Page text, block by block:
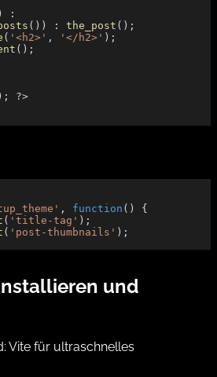
:
()) : the_post ();
( '<h2>' , '</h2>' );
();
?>
, function () {
( 'title-tag' );
( 'post-thumbnails' );
und
Vite für ultraschnelles